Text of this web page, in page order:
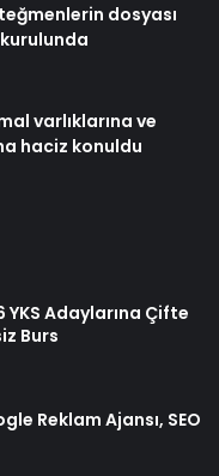
dosyası
varlıklarına ve
haciz konuldu
Adaylarına Çifte
Burs
Reklam Ajansı, SEO